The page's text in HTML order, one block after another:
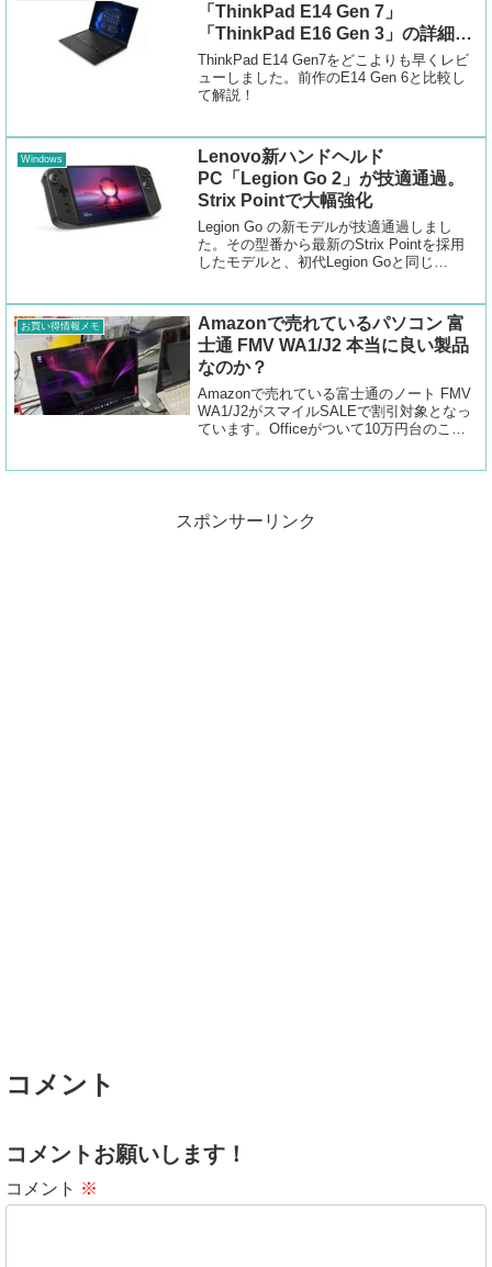
「ThinkPad E14 Gen 7」
「ThinkPad E16 Gen 3」の詳細が
明らかに！
ThinkPad E14 Gen7をどこよりも早くレビ
ューしました。前作のE14 Gen 6と比較し
て解説！
Windows
Lenovo新ハンドヘルド
PC「Legion Go 2」が技適通過。
Strix Pointで大幅強化
Legion Go の新モデルが技適通過しまし
た。その型番から最新のStrix Pointを採用
したモデルと、初代Legion Goと同じ
お買い得情報メモ
Amazonで売れているパソコン 富
士通 FMV WA1/J2 本当に良い製品
なのか？
Amazonで売れている富士通のノート FMV
WA1/J2がスマイルSALEで割引対象となっ
ています。Officeがついて10万円台のこの
スポンサーリンク
コメント
コメントお願いします！
コメント ※